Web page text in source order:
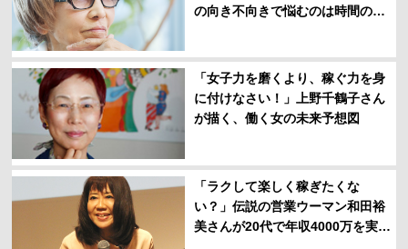
の向き不向きで悩むのは時間の損
「女子力を磨くより、稼ぐ力を身
に付けなさい！」上野千鶴子さん
が描く、働く女の未来予想図
「ラクして楽しく稼ぎたくな
い？」伝説の営業ウーマン和田裕
美さんが20代で年収4000万を実現